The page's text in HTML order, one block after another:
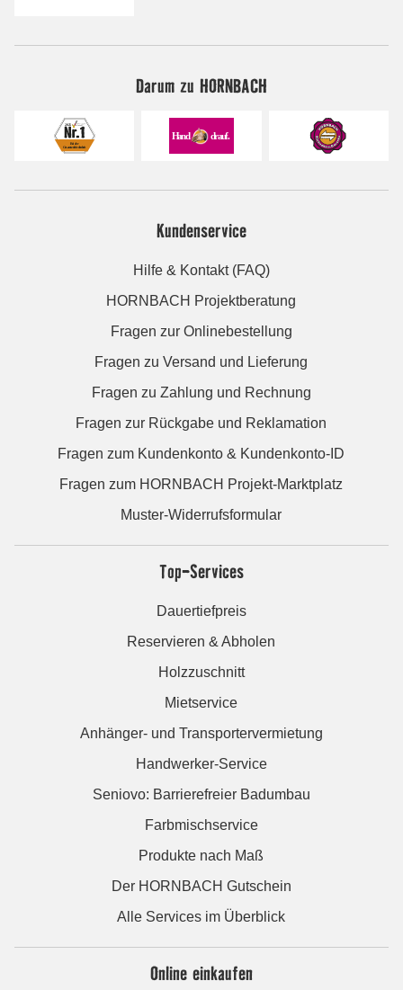
Darum zu HORNBACH
Kundenservice
Hilfe & Kontakt (FAQ)
HORNBACH Projektberatung
Fragen zur Onlinebestellung
Fragen zu Versand und Lieferung
Fragen zu Zahlung und Rechnung
Fragen zur Rückgabe und Reklamation
Fragen zum Kundenkonto & Kundenkonto-ID
Fragen zum HORNBACH Projekt-Marktplatz
Muster-Widerrufsformular
Top-Services
Dauertiefpreis
Reservieren & Abholen
Holzzuschnitt
Mietservice
Anhänger- und Transportervermietung
Handwerker-Service
Seniovo: Barrierefreier Badumbau
Farbmischservice
Produkte nach Maß
Der HORNBACH Gutschein
Alle Services im Überblick
Online einkaufen